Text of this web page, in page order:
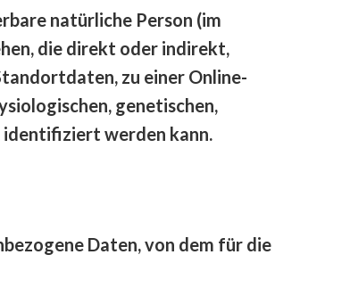
natürliche Person (im
die direkt oder indirekt,
zu einer Online-
genetischen,
identifiziert werden kann.
Daten, von dem für die